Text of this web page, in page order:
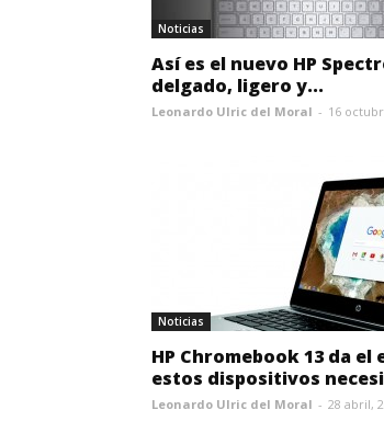
Noticias
Así es el nuevo HP
delgado, ligero y...
Leonardo Ulric del Moral - 16
Noticias
HP Chromebook 13 da el
estos dispositivos
Leonardo Ulric del Moral - 28 abril,